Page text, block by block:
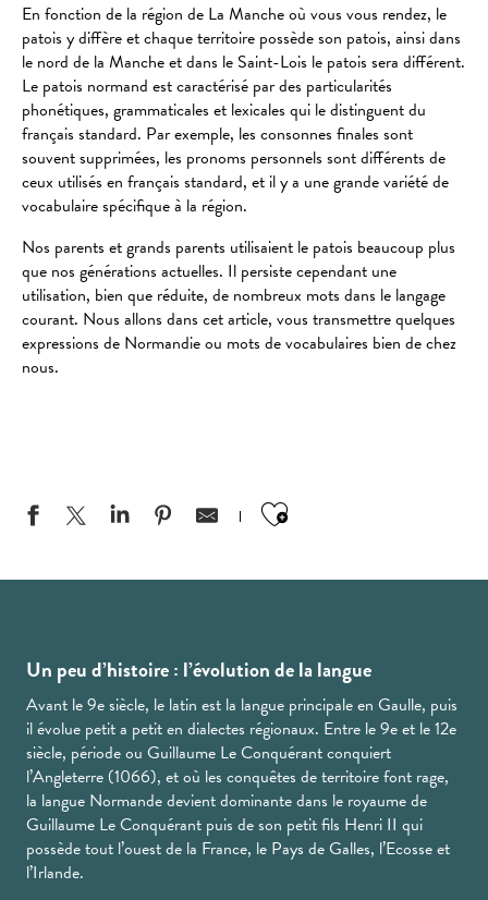
En fonction de la région de La Manche où vous vous rendez, le
patois y diffère et chaque territoire possède son patois, ainsi dans
le nord de la Manche et dans le Saint-Lois le patois sera différent.
Le patois normand est caractérisé par des particularités
phonétiques, grammaticales et lexicales qui le distinguent du
français standard. Par exemple, les consonnes finales sont
souvent supprimées, les pronoms personnels sont différents de
ceux utilisés en français standard, et il y a une grande variété de
vocabulaire spécifique à la région.
Nos parents et grands parents utilisaient le patois beaucoup plus
que nos générations actuelles. Il persiste cependant une
utilisation, bien que réduite, de nombreux mots dans le langage
courant. Nous allons dans cet article, vous transmettre quelques
expressions de Normandie ou mots de vocabulaires bien de chez
nous.
Ajouter aux
Un peu d’histoire : l’évolution de la langue
Avant le 9e siècle, le latin est la langue principale en Gaulle, puis
il évolue petit a petit en dialectes régionaux. Entre le 9e et le 12e
siècle, période ou Guillaume Le Conquérant conquiert
l’Angleterre (1066), et où les conquêtes de territoire font rage,
la langue Normande devient dominante dans le royaume de
Guillaume Le Conquérant puis de son petit fils Henri II qui
possède tout l’ouest de la France, le Pays de Galles, l’Ecosse et
l’Irlande.